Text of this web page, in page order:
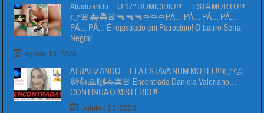
Atualizando….O 17º HOMICIDIO!!!…. ESTA MORTO!!!
👉🚨🚑🚔🚨🔫🔫🔫⚰⚰⚰PÁ… PÁ… PÁ… PÁ…
PÁ… PÁ… É registrado em Patrocínio! O bairro Serra
Negra!
agosto 13, 2020
ATUALIZANDO… ELA ESTAVA NUM MOTEL!!!!👉🙄
😳👍🙏🙌🚓🚔🚨 Encontrada Daniela Valeriano…
CONTINUA O MISTÉRIO!!!
outubro 23, 2020